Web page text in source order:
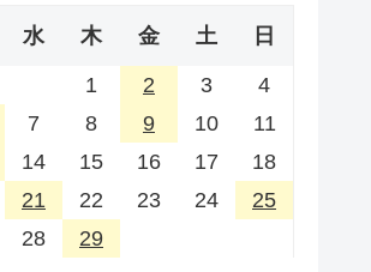
水 木 金 土 日
1 2 3
4
7 8 9 10
11
14 15 16 17
18
21 22 23 24
25
28 29